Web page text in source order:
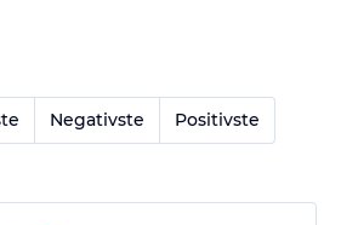
Negativste Positivste